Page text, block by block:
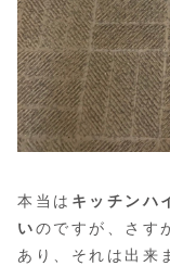
本当は キッチンハ
いのですが、さす
あり、それは出来